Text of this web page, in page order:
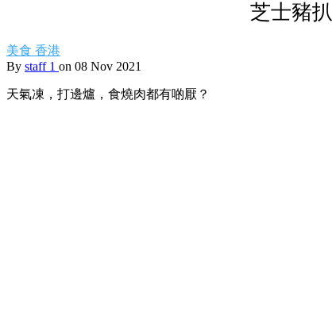
芝士豬扒
美食 香港
By staff 1 on 08 Nov 2021
天氣凍，打邊爐，食燒肉都有啲厭？